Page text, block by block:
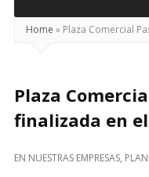
Home » Plaza Comercial
Plaza
finalizada en
EN NUESTRAS EMPRESAS,